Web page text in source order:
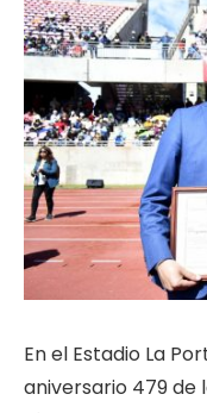
En el Estadio La
aniversario 479 de